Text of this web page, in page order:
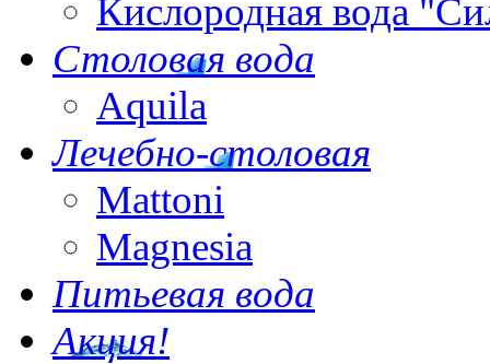
Кислородная вода
Столовая вода
Aquila
Лечебно-столовая
Mattoni
Magnesia
Питьевая вода
Акция!